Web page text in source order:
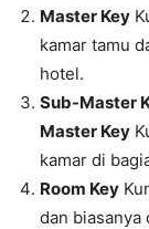
Master Key
kamar tamu
hotel.
Sub-Master
Master Key
kamar di
Room Key
dan biasanya